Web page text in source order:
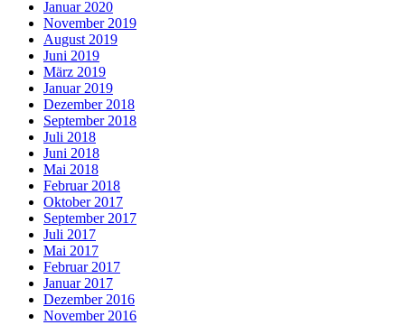
Januar 2020
November 2019
August 2019
Juni 2019
März 2019
Januar 2019
Dezember 2018
September 2018
Juli 2018
Juni 2018
Mai 2018
Februar 2018
Oktober 2017
September 2017
Juli 2017
Mai 2017
Februar 2017
Januar 2017
Dezember 2016
November 2016